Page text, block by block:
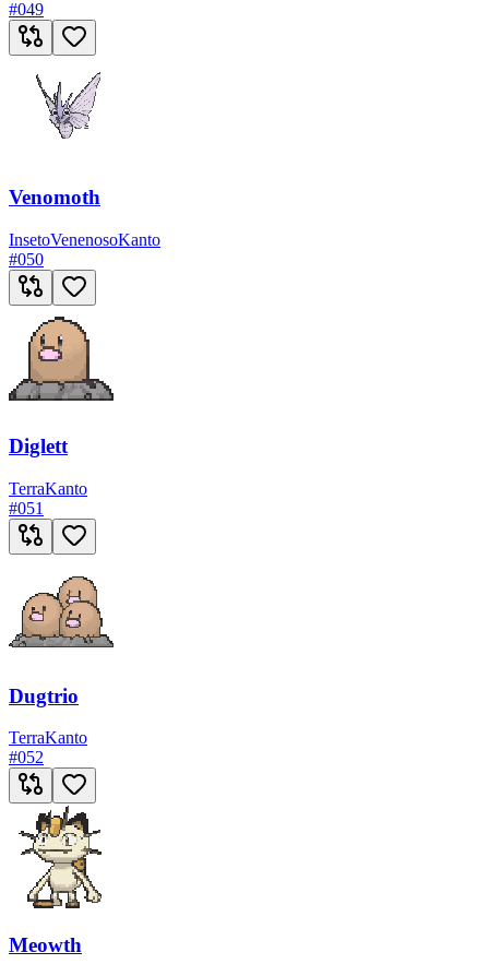
#049
Venomoth
InsetoVenenosoKanto
#050
Diglett
TerraKanto
#051
Dugtrio
TerraKanto
#052
Meowth